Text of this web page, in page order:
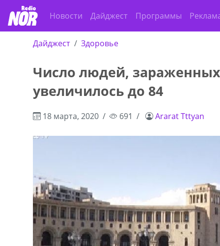
Новости Дайджест Программы
Дайджест Здоровье
Число людей,
увеличилось до 84
18 марта, 2020 691 Ararat Tttyan